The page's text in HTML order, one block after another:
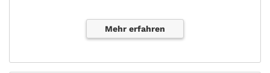
Mehr erfahren